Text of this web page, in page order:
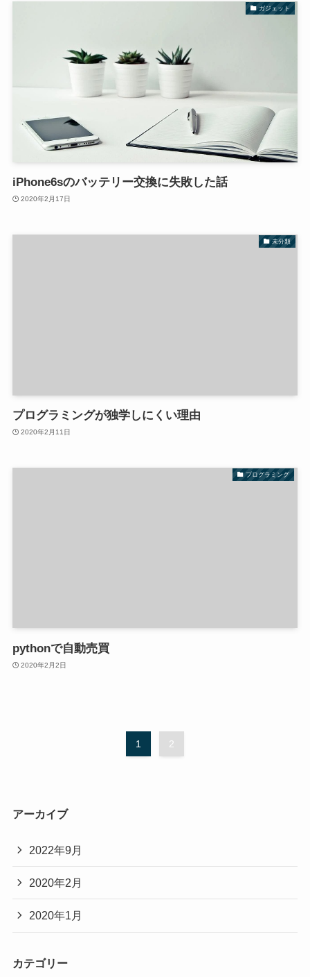
ガジェット
iPhone6sのバッテリー交換に失敗した話
2020年2月17日
未分類
プログラミングが独学しにくい理由
2020年2月11日
プログラミング
pythonで自動売買
2020年2月2日
1 2
アーカイブ
2022年9月
2020年2月
2020年1月
カテゴリー